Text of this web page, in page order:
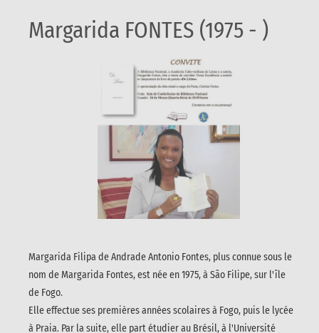
Margarida FONTES (1975 - )
Margarida Filipa de Andrade Antonio Fontes, plus connue sous le
nom de Margarida Fontes, est née en 1975, à São Filipe, sur l'île
de Fogo.
Elle effectue ses premières années scolaires à Fogo, puis le lycée
à Praia. Par la suite, elle part étudier au Brésil, à l'Université